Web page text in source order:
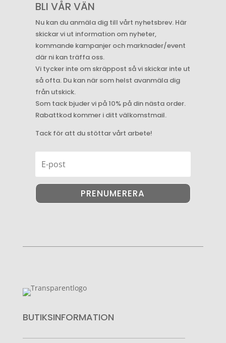
BLI VÅR VÄN
Nu kan du anmäla dig till vårt nyhetsbrev. Här
skickar vi ut information om nyheter,
kommande kampanjer och marknader/event
där ni kan träffa oss.
Vi tycker inte om skräppost så vi skickar inte ut
så ofta. Du kan när som helst avanmäla dig
från utskick.
Som tack bjuder vi på 10% på din nästa order.
Rabattkod kommer i ditt välkomstmail.
Tack för att du stöttar vårt arbete!
PRENUMERERA
BUTIKSINFORMATION